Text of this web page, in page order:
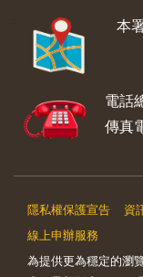
本
電話
傳真
隱私權保護宣告 資
線上申辦服務
為提供更為穩定的瀏